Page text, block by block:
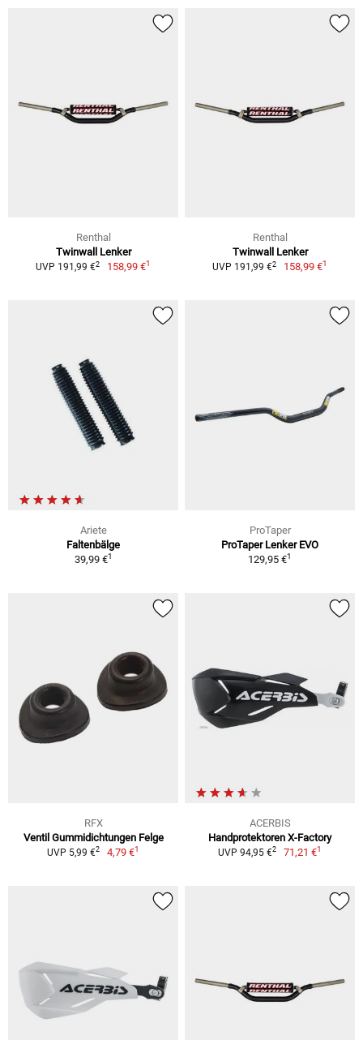
Renthal
Twinwall Lenker
UVP 191,99 €2 158,99 €1
Renthal
Twinwall Lenker
UVP 191,99 €2 158,99 €1
Ariete
Faltenbälge
39,99 €1
ProTaper
ProTaper Lenker EVO
129,95 €1
RFX
Ventil Gummidichtungen Felge
UVP 5,99 €2 4,79 €1
ACERBIS
Handprotektoren X-Factory
UVP 94,95 €2 71,21 €1